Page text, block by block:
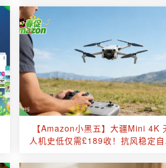
【Amazon小黑五】大疆Mini 4K
人机史低仅需£189收！抗风稳定自